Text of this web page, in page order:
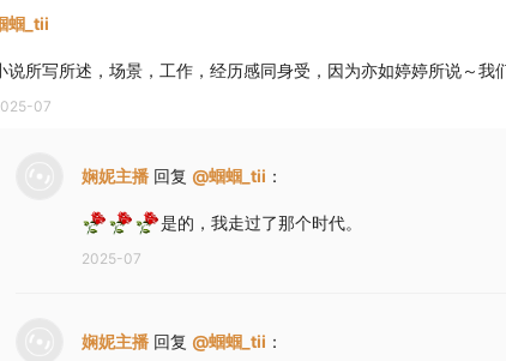
蝈_tii
说所写所述，场景，工作，经历感同身受，因为亦如婷婷所说～我
07
娴妮主播 回复 @蝈蝈_tii ：
是的，我走过了那个时代。
2025-07
娴妮主播 回复 @蝈蝈_tii ：